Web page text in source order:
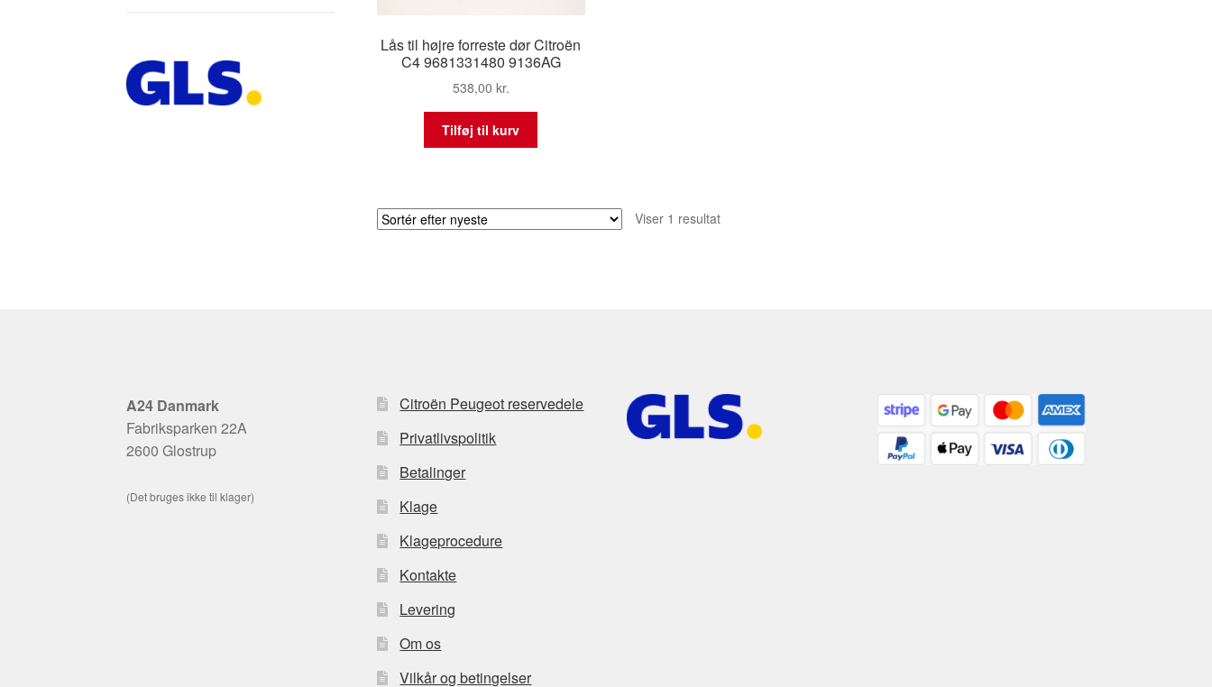
Lås til højre forreste dør Citroën
C4 9681331480 9136AG
538,00 kr.
Tilføj til kurv
Viser 1 resultat
A24 Danmark
Fabriksparken 22A
2600 Glostrup
(Det bruges ikke til klager)
Citroën Peugeot reservedele
Privatlivspolitik
Betalinger
Klage
Klageprocedure
Kontakte
Levering
Om os
Vilkår og betingelser